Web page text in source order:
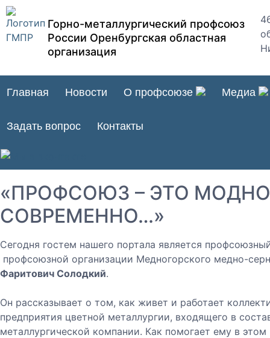
Горно-металлургический профсоюз
России Оренбургская областная
организация
Главная Новости О профсоюзе Медиа
Задать вопрос Контакты
«ПРОФСОЮЗ – ЭТО
СОВРЕМЕННО…»
Сегодня гостем нашего портала является
профсоюзной организации Медногорского медно-
Фаритович Солодкий.
Он рассказывает о том, как живет и работает
предприятия цветной металлургии, входящего в
металлургической компании. Как помогает ему в